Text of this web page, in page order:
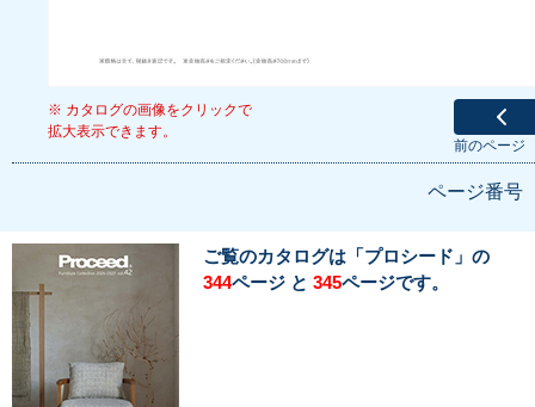
※ カタログの画像をクリックで
拡大表示できます。
前のページ
ページ番号
ご覧のカタログは「プロシード」の
344ページ と 345ページです。